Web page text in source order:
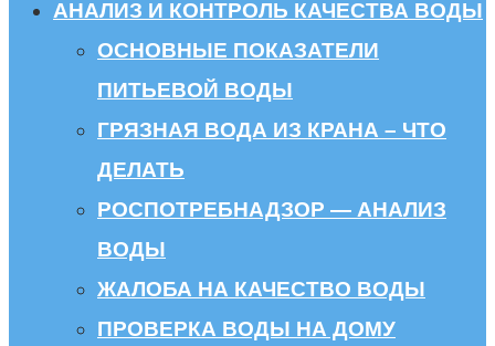
АНАЛИЗ И КОНТРОЛЬ КАЧЕСТВА ВОДЫ
ОСНОВНЫЕ ПОКАЗАТЕЛИ
ПИТЬЕВОЙ ВОДЫ
ГРЯЗНАЯ ВОДА ИЗ КРАНА – ЧТО
ДЕЛАТЬ
РОСПОТРЕБНАДЗОР — АНАЛИЗ
ВОДЫ
ЖАЛОБА НА КАЧЕСТВО ВОДЫ
ПРОВЕРКА ВОДЫ НА ДОМУ